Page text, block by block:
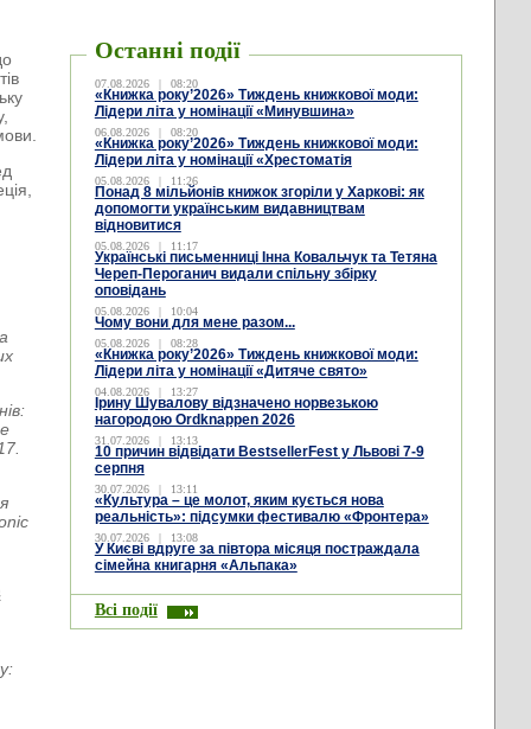
Останні події
07.08.2026 | 08:20
«Книжка року’2026» Тиждень книжкової моди:
Лідери літа у номінації «Минувшина»
06.08.2026 | 08:20
«Книжка року’2026» Тиждень книжкової моди:
Лідери літа у номінації «Хрестоматія
05.08.2026 | 11:26
Понад 8 мільйонів книжок згоріли у Харкові: як
допомогти українським видавництвам
відновитися
05.08.2026 | 11:17
Українські письменниці Інна Ковальчук та Тетяна
Череп-Пероганич видали спільну збірку
оповідань
05.08.2026 | 10:04
Чому вони для мене разом...
05.08.2026 | 08:28
«Книжка року’2026» Тиждень книжкової моди:
Лідери літа у номінації «Дитяче свято»
04.08.2026 | 13:27
Ірину Шувалову відзначено норвезькою
нагородою Ordknappen 2026
31.07.2026 | 13:13
10 причин відвідати BestsellerFest у Львові 7-9
серпня
30.07.2026 | 13:11
«Культура – це молот, яким кується нова
реальність»: підсумки фестивалю «Фронтера»
30.07.2026 | 13:08
У Києві вдруге за півтора місяця постраждала
сімейна книгарня «Альпака»
Всі події